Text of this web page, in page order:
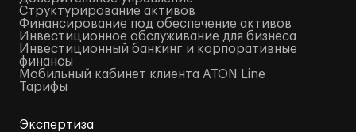
Структурирование активов
Финансирование под обеспечение активов
Инвестиционное обслуживание для бизнеса
Инвестиционный банкинг и корпоративные
финансы
Мобильный кабинет клиента ATON Line
Тарифы
Экспертиза